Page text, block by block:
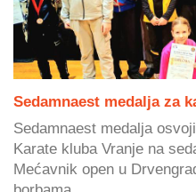
Sedamnaest medalja za
Sedamnaest medalja
Karate kluba Vranje na
Mećavnik open u